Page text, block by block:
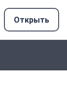
Открыть